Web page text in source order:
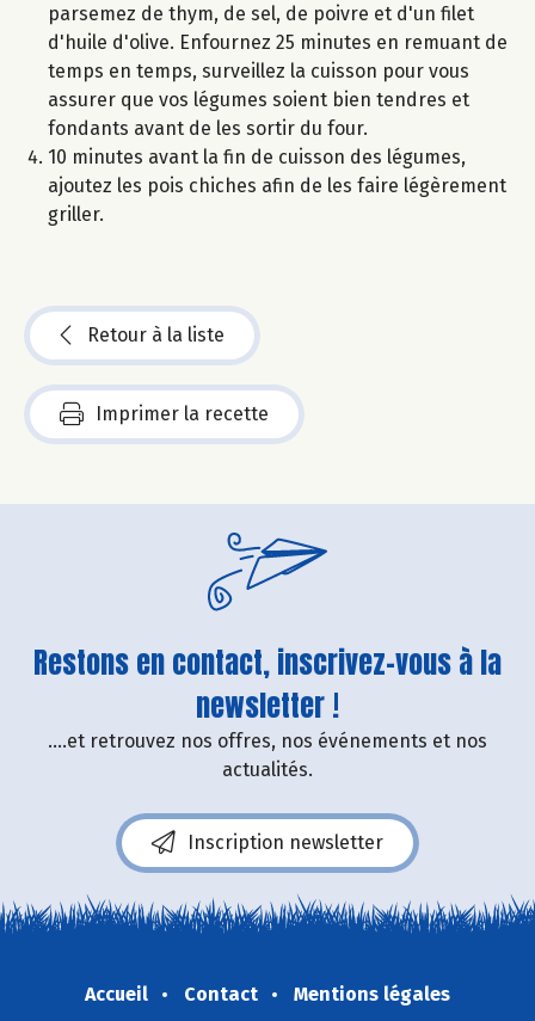
parsemez de thym, de sel, de poivre et d'un filet
d'huile d'olive. Enfournez 25 minutes en remuant de
temps en temps, surveillez la cuisson pour vous
assurer que vos légumes soient bien tendres et
fondants avant de les sortir du four.
10 minutes avant la fin de cuisson des légumes,
ajoutez les pois chiches afin de les faire légèrement
griller.
Retour à la liste
Imprimer la recette
Restons en contact, inscrivez-vous à la
newsletter !
....et retrouvez nos offres, nos événements et nos
actualités.
Inscription newsletter
Accueil Contact
Mentions légales